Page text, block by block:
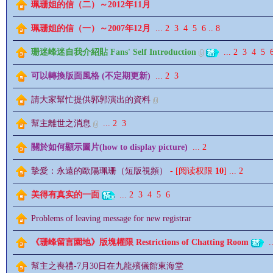
珮珊姐的信（二）～2012年11月
珮珊姐的信（一）～2007年12月 ... 2 3 4 5 6 .. 8
珊迷峰迷自我介紹貼 Fans' Self Introduction ... 2 3 4 5
可以轉換版面風格 (不定期更新) ... 2 3
請大家幫忙提供郭郭演出的資料
幫主離世之消息 ... 2 3
關於如何顯示圖片(how to display picture) ... 2
摯愛：永遠的歐陽珮珊（短版視頻） - [阅读权限 10] ... 2
美得有真实的一面 ... 2 3 4 5 6
Problems of leaving message for new registrar
《珊峰留言園地》版塊權限 Restrictions of Chatting Room
幫主之喪禮-7月30日在九龍殯儀館東海堂